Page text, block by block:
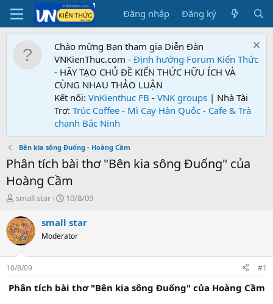
Đăng nhập Đăng ký
Chào mừng Bạn tham gia Diễn Đàn
VNKienThuc.com - Định hướng Forum Kiến Thức
- HÃY TẠO CHỦ ĐỀ KIẾN THỨC HỮU ÍCH VÀ
CÙNG NHAU THẢO LUẬN
Kết nối: VnKienthuc FB - VNK groups | Nhà Tài
Trợ: Trúc Coffee - Mì Cay Hàn Quốc - Cafe & Trà
chanh Bắc Ninh
Bên kia sông Đuống - Hoàng Cầm
Phân tích bài thơ "Bên kia sông Đuống" của
Hoàng Cầm
T
r
e
a
d
s
t
a
small star
N
à
g
10/8/09
small star
Moderator
10/8/09 #1
Phân tích bài thơ "Bên kia sông Đuống" của Hoàng Cầm